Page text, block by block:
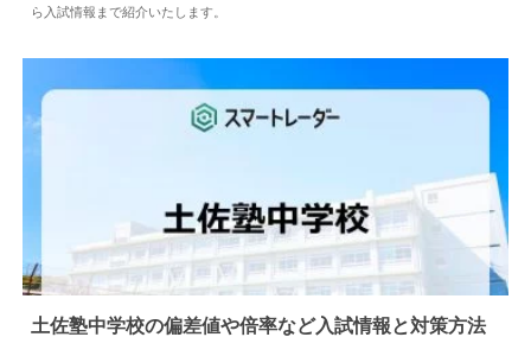
ら入試情報まで紹介いたします。
土佐塾中学校の偏差値や倍率など入試情報と対策方法